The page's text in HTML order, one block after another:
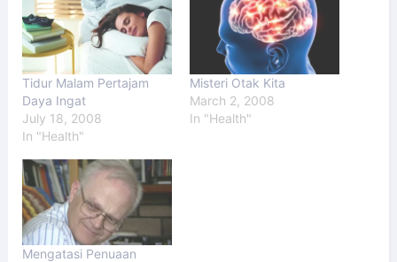
Tidur Malam Pertajam
Daya Ingat
July 18, 2008
In "Health"
Misteri Otak Kita
March 2, 2008
In "Health"
Mengatasi Penuaan